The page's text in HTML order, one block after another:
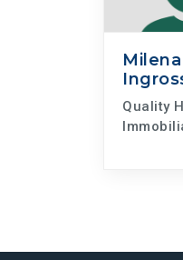
Milena
Quality